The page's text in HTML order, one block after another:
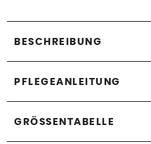
BESCHREIBUNG
PFLEGEANLEITUNG
GRÖSSENTABELLE